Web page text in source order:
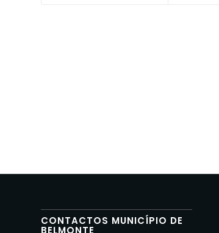
CONTACTOS MUNICÍPIO DE
BELMONTE